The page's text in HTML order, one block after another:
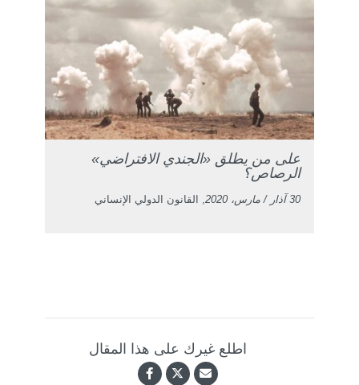
على من يطلق «الجندي الافتراضي»
الرصاص؟
30 آذار / مارس، 2020 , القانون الدولي الإنساني
اطلع غيرك على هذا المقال